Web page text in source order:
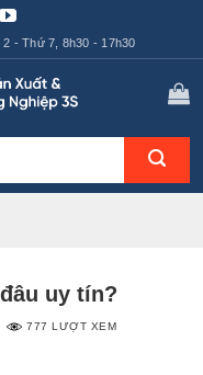
2 - Thứ 7, 8h30 - 17h30
uy tín?
777 LƯỢT XEM